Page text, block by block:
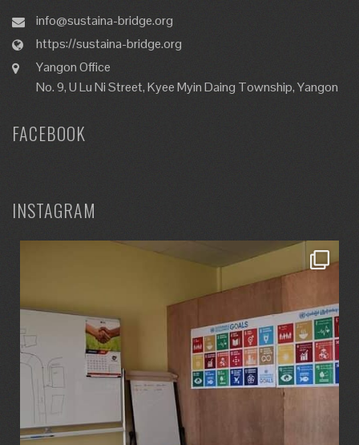
info@sustaina-bridge.org
https://sustaina-bridge.org
Yangon Office
No. 9, U Lu Ni Street, Kyee Myin Daing Township, Yangon
FACEBOOK
INSTAGRAM